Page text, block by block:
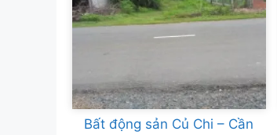
Bất động sản Củ Chi – Cần